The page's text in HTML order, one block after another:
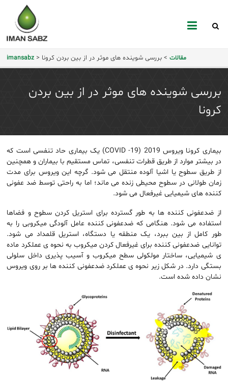
imansabz > مقالات> بررسی شوینده های موثر در از بین بردن کرونا
بررسی شوینده های موثر در از بین بردن
کرونا
بیماری کرونا ویروس 2019 (COVID -19) یک بیماری حاد تنفسی است که
در بیشتر موارد از طریق قطرات تنفسی، تماس مستقیم با بیماران و همچنین
از طریق سطوح یا اشیا آلوده منتقل می شود. گرچه این ویروس برای مدت
زمان طولانی در سطوح محیطی زنده می ماند؛ اما به راحتی توسط ضد عفونی
کننده های شیمیایی غیرفعال می شود.
از ضدعفونی کننده ها به طور گسترده برای استریل کردن سطوح و فضاها
استفاده می شود. هنگامی که ضدعفونی کننده عامل آلودگی میکروبی را به
طور کامل از بین ببرد، یک منطقه یا دستگاه، استریل قلمداد می شود.
توانایی ضدعفونی کننده برای غیرفعال کردن میکروب به نحوه ی عملکرد ماده
ی شیمیایی، ساختار مولکولی سطح میکروب و آسیب پذیری داخل سلولی
بستگی دارد. در شکل زیر نحوه ی عملکرد ضدعفونی کننده ها بر روی ویروس
نشان داده شده است.